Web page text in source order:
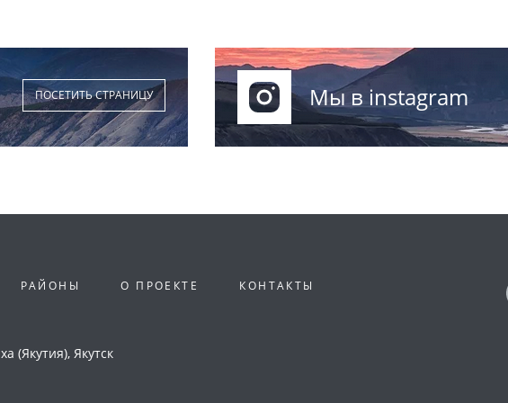
ПОСЕТИТЬ СТРАНИЦУ Мы в instagram
РАЙОНЫ О ПРОЕКТЕ КОНТАКТЫ
(Якутия), Якутск